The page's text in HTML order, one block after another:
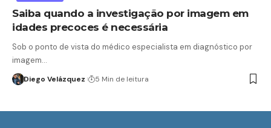
Saiba quando a investigação por imagem em
idades precoces é necessária
Sob o ponto de vista do médico especialista em diagnóstico por
imagem…
Diego Velázquez 5 Min de leitura